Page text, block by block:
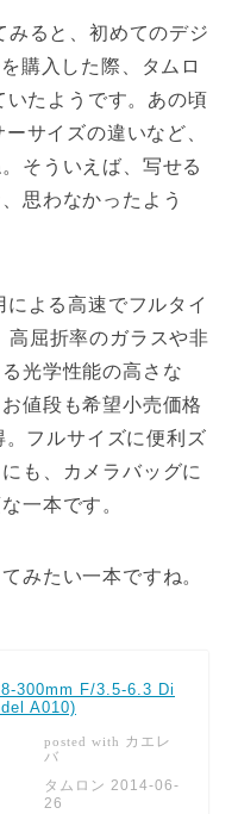
ると、初めてのデジ
購入した際、タムロ
たようです。あの頃
サイズの違いなど、
そういえば、写せる
思わなかったよう
よる高速でフルタイ
高屈折率のガラスや非
光学性能の高さな
値段も希望小売価格
フルサイズに便利ズ
も、カメラバッグに
一本です。
みたい一本ですね。
300mm F/3.5-6.3 Di
A010)
posted with カエレ
バ
タムロン 2014-06-
26